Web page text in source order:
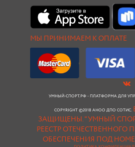
МЫ ПРИНИМАЕМ К ОПЛАТЕ
УМНЫЙ-СПОРТ.РФ - ПЛАТФОРМА ДЛЯ
COPYRIGHT ©2018 АНОО ДПО СОТИС.
ЗАЩИЩЕНЫ."УМНЫЙ
РЕЕСТР ОТЕЧЕСТВЕННОГО
ОБЕСПЕЧЕНИЯ ПОД